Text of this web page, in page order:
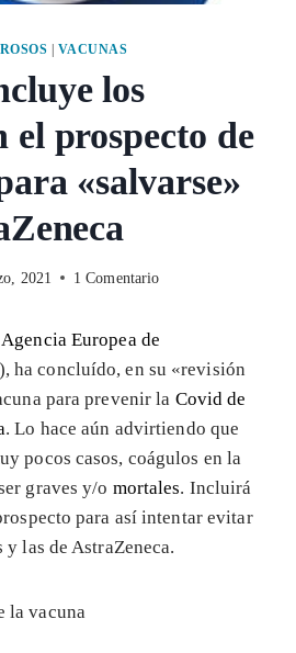
|VACUNAS
los
el prospecto de
«salvarse»
2021 1 Comentario
Agencia Europea de
ha concluído, en su «revisión
para prevenir la Covid de
. Lo hace aún advirtiendo que
pocos casos, coágulos en la
graves y/o mortales. Incluirá
para así intentar evitar
las de AstraZeneca.
la vacuna